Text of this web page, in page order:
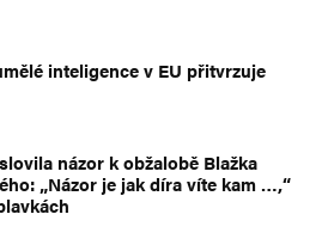
inteligence v EU přitvrzuje
názor k obžalobě Blažka
„Názor je jak díra víte kam …,“